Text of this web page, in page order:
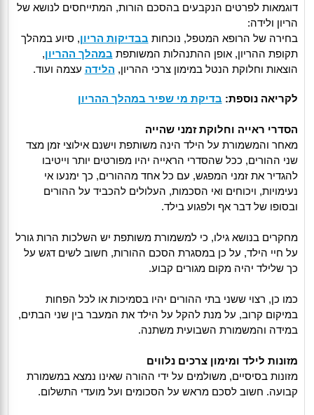
דוגמאות לפרטים הנקבעים בהסכם הורות, המתייחסים לנושא של
הריון ולידה:
בחירה של הרופא המטפל, נוכחות בבדיקות הריון, סיוע במהלך
תקופת ההריון, אופן ההתנהלות המשותפת במהלך ההריון,
הוצאות וחלוקת הנטל במימון צרכי ההריון, הלידה עצמה ועוד.
לקריאה נוספת: בדיקת מי שפיר במהלך ההריון
הסדרי ראייה וחלוקת זמני שהייה
מאחר והמשמורת על הילד הינה משותפת וישנם אילוצי זמן מצד
שני ההורים, ככל שהסדרי הראייה יהיו מפורטים יותר וייטיבו
להגדיר את זמני המפגש, עם כל אחד מההורים, כך ימנעו אי
נעימויות, ויכוחים ואי הסכמות, העלולים להכביד על ההורים
ובסופו של דבר אף ולפגוע בילד.
מחקרים בנושא גילו, כי למשמורת משותפת יש השלכות הרות גורל
על חיי הילד, על כן במסגרת הסכם ההורות, חשוב לשים דגש על
כך שלילד יהיה מקום מגורים קבוע.
כמו כן, רצוי ששני בתי ההורים יהיו בסמיכות או לכל הפחות
במיקום קרוב, על מנת להקל על הילד את המעבר בין שני הבתים,
במידה והמשמורת השבועית משתנה.
מזונות לילד ומימון צרכים נלווים
מזונות בסיסיים, משולמים על ידי ההורה שאינו נמצא במשמורת
קבועה. חשוב לסכם מראש על הסכומים ועל מועדי התשלום.